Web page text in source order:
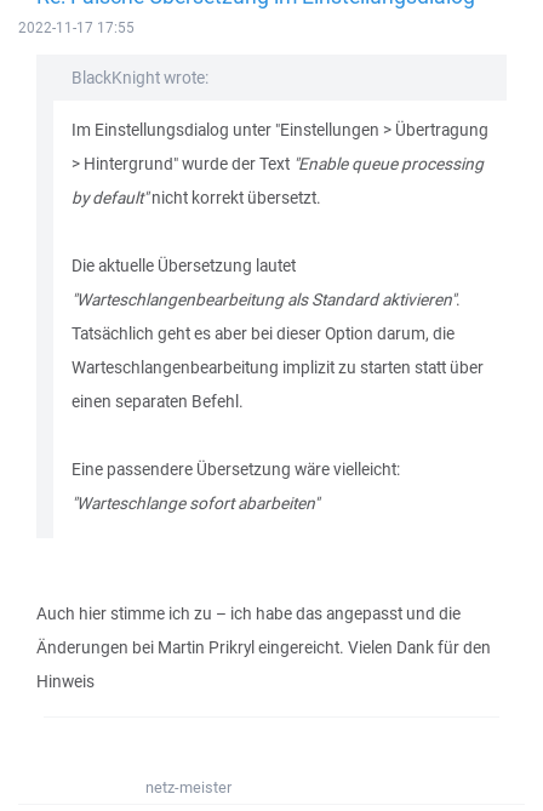
2022-11-17 17:55
BlackKnight wrote:
Im Einstellungsdialog unter "Einstellungen > Übertragung
> Hintergrund" wurde der Text "Enable queue processing
by default"nicht korrekt übersetzt.
Die aktuelle Übersetzung lautet
"Warteschlangenbearbeitung als Standard aktivieren".
Tatsächlich geht es aber bei dieser Option darum, die
Warteschlangenbearbeitung implizit zu starten statt über
einen separaten Befehl.
Eine passendere Übersetzung wäre vielleicht:
"Warteschlange sofort abarbeiten"
Auch hier stimme ich zu – ich habe das angepasst und die
Änderungen bei Martin Prikryl eingereicht. Vielen Dank für den
Hinweis
netz-meister